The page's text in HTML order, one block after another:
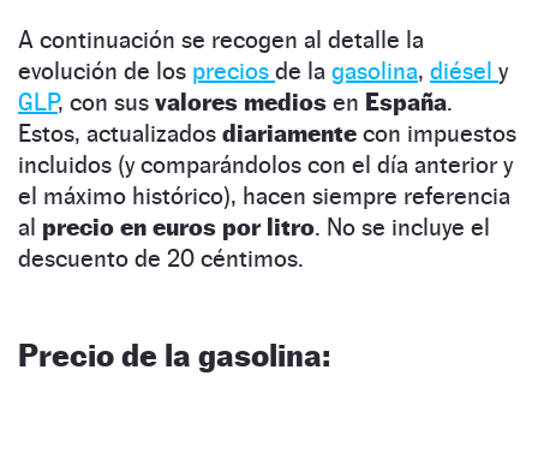
A continuación se recogen al detalle la
evolución de los precios de la gasolina, diésel y
GLP, con sus valores medios en España.
Estos, actualizados diariamente con impuestos
incluidos (y comparándolos con el día anterior y
el máximo histórico), hacen siempre referencia
al precio en euros por litro. No se incluye el
descuento de 20 céntimos.
Precio de la gasolina: